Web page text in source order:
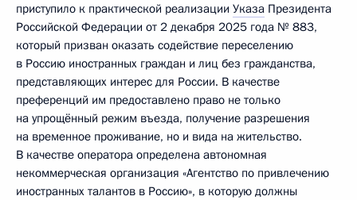
приступило к практической реализации Указа Президента
Российской Федерации от 2 декабря 2025 года № 883,
который призван оказать содействие переселению
в Россию иностранных граждан и лиц без гражданства,
представляющих интерес для России. В качестве
преференций им предоставлено право не только
на упрощённый режим въезда, получение разрешения
на временное проживание, но и вида на жительство.
В качестве оператора определена автономная
некоммерческая организация «Агентство по привлечению
иностранных талантов в Россию», в которую должны